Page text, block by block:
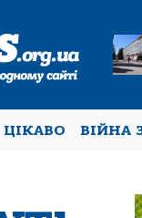
ЦІКАВО ВІЙНА